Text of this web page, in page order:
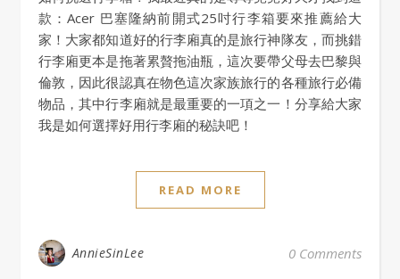
款：Acer 巴塞隆納前開式25吋行李箱要來推薦給大
家！大家都知道好的行李廂真的是旅行神隊友，而挑錯
行李廂更本是拖著累贅拖油瓶，這次要帶父母去巴黎與
倫敦，因此很認真在物色這次家族旅行的各種旅行必備
物品，其中行李廂就是最重要的一項之一！分享給大家
我是如何選擇好用行李廂的秘訣吧！
READ MORE
AnnieSinLee 0 Comments